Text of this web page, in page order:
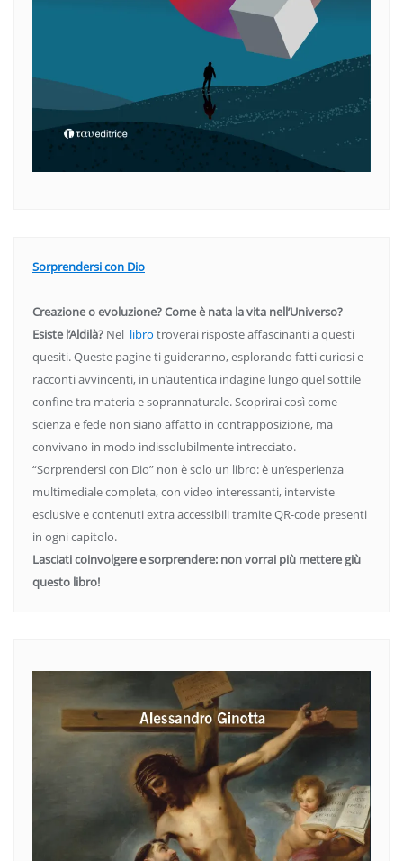
Sorprendersi con Dio
Creazione o evoluzione? Come è nata la vita nell’Universo?
Esiste l’Aldilà? Nel libro troverai risposte affascinanti a questi
quesiti. Queste pagine ti guideranno, esplorando fatti curiosi e
racconti avvincenti, in un’autentica indagine lungo quel sottile
confine tra materia e soprannaturale. Scoprirai così come
scienza e fede non siano affatto in contrapposizione, ma
convivano in modo indissolubilmente intrecciato.
“Sorprendersi con Dio” non è solo un libro: è un’esperienza
multimediale completa, con video interessanti, interviste
esclusive e contenuti extra accessibili tramite QR-code presenti
in ogni capitolo.
Lasciati coinvolgere e sorprendere: non vorrai più mettere giù
questo libro!